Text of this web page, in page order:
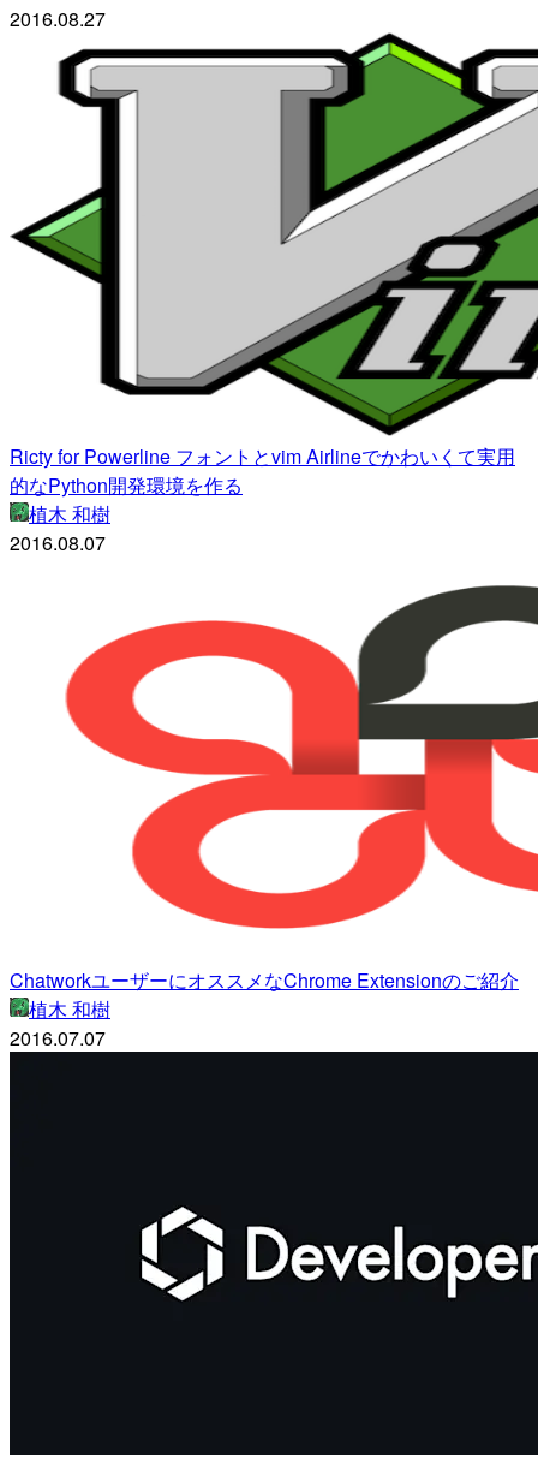
2016.08.27
Ricty for Powerline フォントとvim Airlineでかわいくて実用
的なPython開発環境を作る
植木 和樹
2016.08.07
ChatworkユーザーにオススメなChrome Extensionのご紹介
植木 和樹
2016.07.07